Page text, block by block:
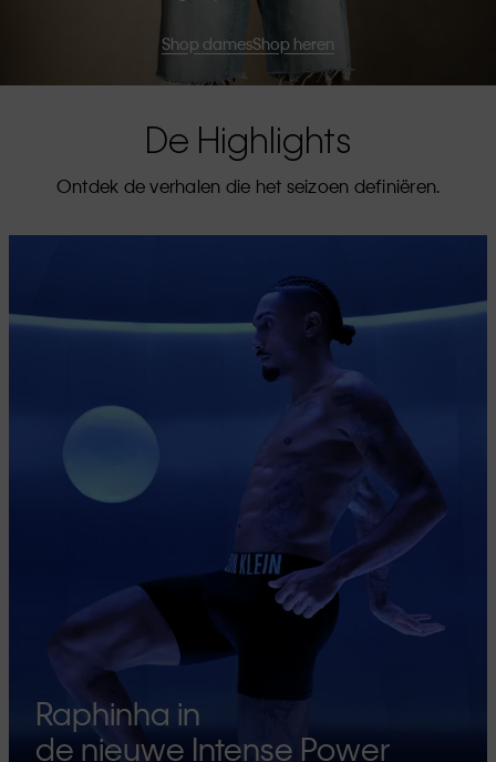
Shop damesShop heren
De Highlights
Ontdek de verhalen die het seizoen definiëren.
Raphinha in
de nieuwe Intense Power